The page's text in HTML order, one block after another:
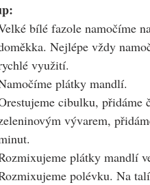
bílé fazole namočíme
Nejlépe vždy
využití.
plátky mandlí.
cibulku, přidáme
vývarem,
plátky mandlí
polévku. Na